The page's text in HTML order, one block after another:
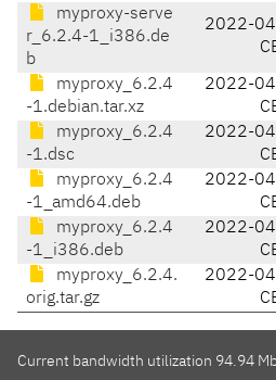
myproxy-serve
r_6.2.4-1_i386.de
b
2022-
myproxy_6.2.4
-1.debian.tar.xz
2022-
myproxy_6.2.4
-1.dsc
2022-
myproxy_6.2.4
-1_amd64.deb
2022-
myproxy_6.2.4
-1_i386.deb
2022-
myproxy_6.2.4.
orig.tar.gz
2022-
Current bandwidth utilization 94.94